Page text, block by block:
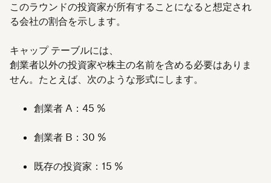
このラウンドの投資家が所有することになると想定され
る会社の割合を示します。
キャップ テーブルには、
創業者以外の投資家や株主の名前を含める必要はありま
せん。たとえば、次のような形式にします。
創業者 A：45 %
創業者 B：30 %
既存の投資家：15 %